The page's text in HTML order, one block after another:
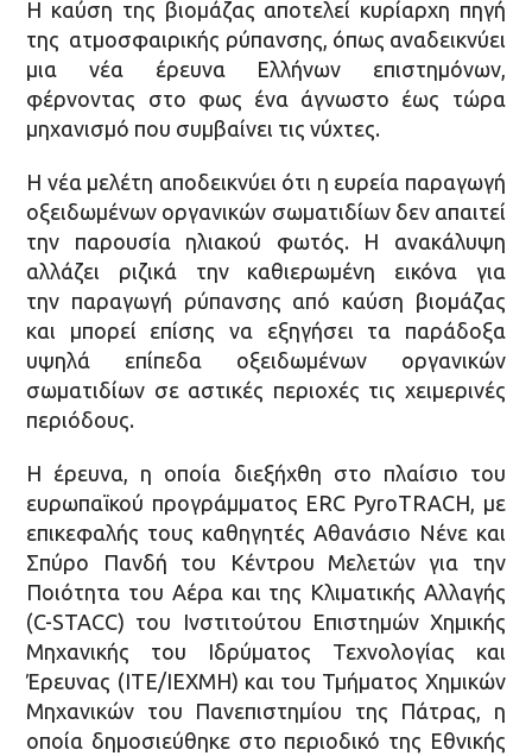
Η καύση της βιομάζας αποτελεί κυρίαρχη πηγή
της ατμοσφαιρικής ρύπανσης, όπως αναδεικνύει
μια νέα έρευνα Ελλήνων επιστημόνων,
φέρνοντας στο φως ένα άγνωστο έως τώρα
μηχανισμό που συμβαίνει τις νύχτες.
Η νέα μελέτη αποδεικνύει ότι η ευρεία παραγωγή
οξειδωμένων οργανικών σωματιδίων δεν απαιτεί
την παρουσία ηλιακού φωτός. Η ανακάλυψη
αλλάζει ριζικά την καθιερωμένη εικόνα για
την παραγωγή ρύπανσης από καύση βιομάζας
και μπορεί επίσης να εξηγήσει τα παράδοξα
υψηλά επίπεδα οξειδωμένων οργανικών
σωματιδίων σε αστικές περιοχές τις χειμερινές
περιόδους.
Η έρευνα, η οποία διεξήχθη στο πλαίσιο του
ευρωπαϊκού προγράμματος ERC PyroTRACH, με
επικεφαλής τους καθηγητές Αθανάσιο Νένε και
Σπύρο Πανδή του Κέντρου Μελετών για την
Ποιότητα του Αέρα και της Κλιματικής Αλλαγής
(C-STACC) του Ινστιτούτου Επιστημών Χημικής
Μηχανικής του Ιδρύματος Τεχνολογίας και
Έρευνας (ΙΤΕ/ΙΕΧΜΗ) και του Τμήματος Χημικών
Μηχανικών του Πανεπιστημίου της Πάτρας, η
οποία δημοσιεύθηκε στο περιοδικό της Εθνικής